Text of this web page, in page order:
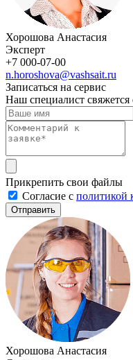
Хорошова Анастасия
Эксперт
+7 000-07-00
n.horoshova@vashsait.ru
Записаться на сервис
Наш специалист
Прикрепить свои файлы
Cогласие с политикой
Отправить
Хорошова Анастасия